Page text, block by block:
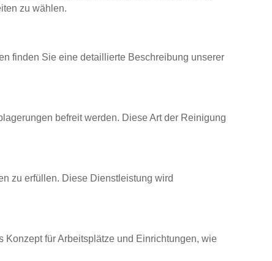
zu wählen.
finden Sie eine detaillierte Beschreibung unserer
befreit werden. Diese Art der Reinigung
zu erfüllen. Diese Dienstleistung wird
Konzept für Arbeitsplätze und Einrichtungen, wie